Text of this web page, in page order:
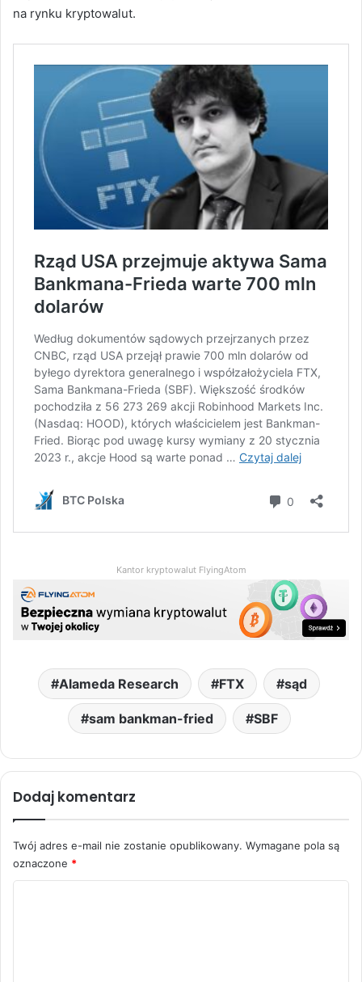
na rynku kryptowalut.
Kantor kryptowalut FlyingAtom
Alameda Research FTX sąd
sam bankman-fried SBF
Dodaj komentarz
Twój adres e-mail nie zostanie opublikowany. Wymagane pola są
oznaczone *